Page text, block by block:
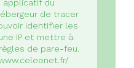
applicatif du
de tracer
identifier les
IP et mettre à
de pare-feu.